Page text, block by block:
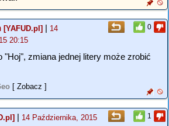
0
[YAFUD.pl] | 14
20:15
"Hoj", zmiana jednej litery może zrobić
[ Zobacz ]
1
| 14 Października, 2015